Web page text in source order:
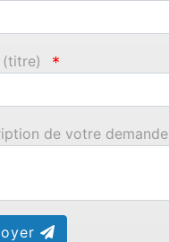
*
de votre demande